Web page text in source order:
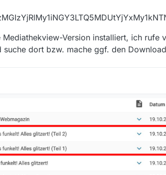
Version installiert, ich rufe
dort bzw. mache ggf. den